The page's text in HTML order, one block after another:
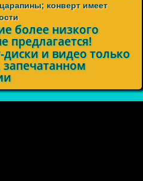
конверт имеет
более низкого
предлагается!
и видео только